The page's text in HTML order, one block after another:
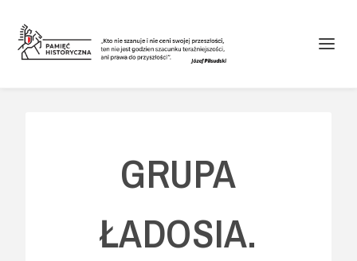
GRUPA
ŁADOSIA.